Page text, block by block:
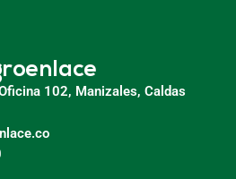
102, Manizales, Caldas